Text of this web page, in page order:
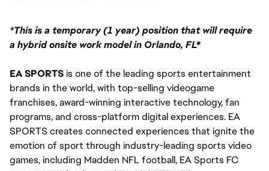
*This is a temporary (1 year) position that will require
a hybrid onsite work model in Orlando, FL*
EA SPORTS is one of the leading sports entertainment
brands in the world, with top-selling videogame
franchises, award-winning interactive technology, fan
programs, and cross-platform digital experiences. EA
SPORTS creates connected experiences that ignite the
emotion of sport through industry-leading sports video
games, including Madden NFL football, EA Sports FC